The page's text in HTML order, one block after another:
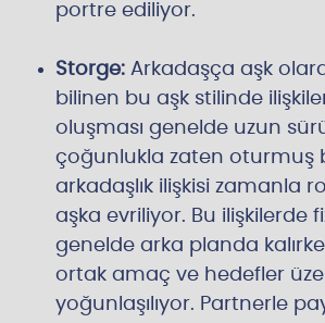
portre ediliyor.
Storge: Arkadaşça aşk
bilinen bu aşk stilinde
oluşması genelde uzun
çoğunlukla zaten oturmuş
arkadaşlık ilişkisi zamanla
aşka evriliyor. Bu ilişkilerde
genelde arka planda
ortak amaç ve hedefler
yoğunlaşılıyor. Partnerle